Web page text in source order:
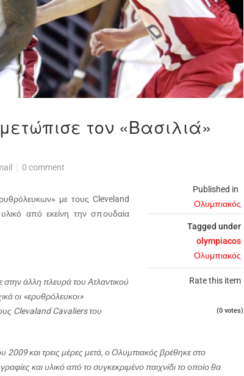
τον «Βασιλιά»
0 comment
Published in
Ολυμπιακός
Tagged under
olympiacos
Ολυμπιακός
Rate this item
(0 votes)
με τους Cleveland
από εκείνη την σπουδαία
άλλη πλευρά του Ατλαντικού
οι «ερυθρόλευκοι»
Clevaland Cavaliers του
2009 και τρεις μέρες μετά, ο Ολυμπιακός βρέθηκε στο
και υλικό από το συγκεκριμένο παιχνίδι το οποίο θα